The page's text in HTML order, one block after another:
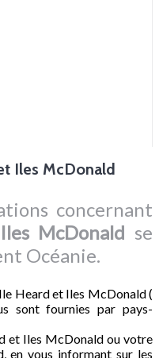
Iles McDonald
concernant
McDonald se
Océanie.
Heard et Iles McDonald (
sont fournies par pays-
et Iles McDonald ou votre
en vous informant sur les